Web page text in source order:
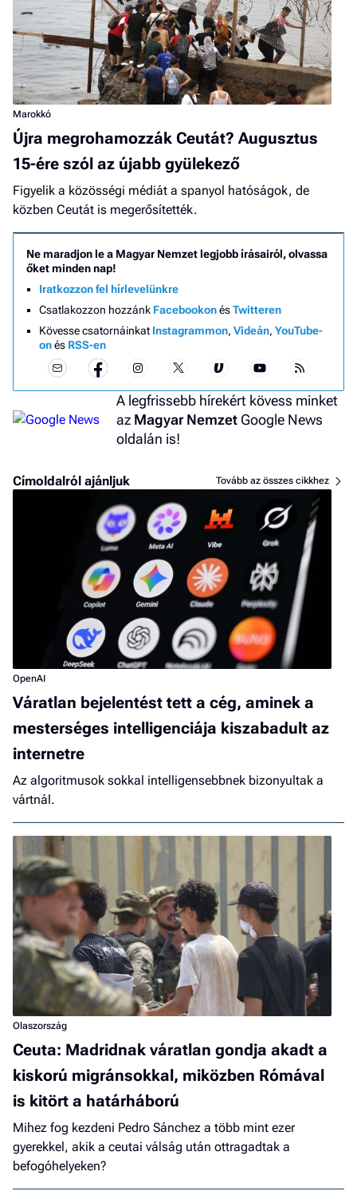
Marokkó
Újra megrohamozzák Ceutát? Augusztus
15-ére szól az újabb gyülekező
Figyelik a közösségi médiát a spanyol hatóságok, de
közben Ceutát is megerősítették.
Ne maradjon le a Magyar Nemzet legjobb írásairól, olvassa
őket minden nap!
Iratkozzon fel hírlevelünkre
Csatlakozzon hozzánk FacebookonésTwitteren
Kövesse csatornáinkat Instagrammon, Videán, YouTube-
onés RSS-en
A legfrissebb hírekért kövess minket
az Magyar Nemzet Google News
oldalán is!
Címoldalról ajánljuk Tovább az összes cikkhez
OpenAI
Váratlan bejelentést tett a cég, aminek a
mesterséges intelligenciája kiszabadult az
internetre
Az algoritmusok sokkal intelligensebbnek bizonyultak a
vártnál.
Olaszország
Ceuta: Madridnak váratlan gondja akadt a
kiskorú migránsokkal, miközben Rómával
is kitört a határháború
Mihez fog kezdeni Pedro Sánchez a több mint ezer
gyerekkel, akik a ceutai válság után ottragadtak a
befogóhelyeken?